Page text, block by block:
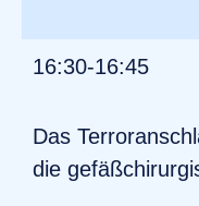
16:30-16:45
Das
die